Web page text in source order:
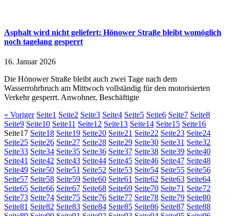
Asphalt wird nicht geliefert: Hönower Straße bleibt womöglich
noch tagelang gesperrt
16. Januar 2026
Die Hönower Straße bleibt auch zwei Tage nach dem
Wasserrohrbruch am Mittwoch vollständig für den motorisierten
Verkehr gesperrt. Anwohner, Beschäftigte
« Voriger Seite1 Seite2 Seite3 Seite4 Seite5 Seite6 Seite7 Seite8
Seite9 Seite10 Seite11 Seite12 Seite13 Seite14 Seite15 Seite16
Seite17 Seite18 Seite19 Seite20 Seite21 Seite22 Seite23 Seite24
Seite25 Seite26 Seite27 Seite28 Seite29 Seite30 Seite31 Seite32
Seite33 Seite34 Seite35 Seite36 Seite37 Seite38 Seite39 Seite40
Seite41 Seite42 Seite43 Seite44 Seite45 Seite46 Seite47 Seite48
Seite49 Seite50 Seite51 Seite52 Seite53 Seite54 Seite55 Seite56
Seite57 Seite58 Seite59 Seite60 Seite61 Seite62 Seite63 Seite64
Seite65 Seite66 Seite67 Seite68 Seite69 Seite70 Seite71 Seite72
Seite73 Seite74 Seite75 Seite76 Seite77 Seite78 Seite79 Seite80
Seite81 Seite82 Seite83 Seite84 Seite85 Seite86 Seite87 Seite88